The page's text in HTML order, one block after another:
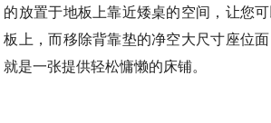
的放置于地板上靠近矮桌的空间，让您
板上，而移除背靠垫的净空大尺寸座位
就是一张提供轻松慵懒的床铺。